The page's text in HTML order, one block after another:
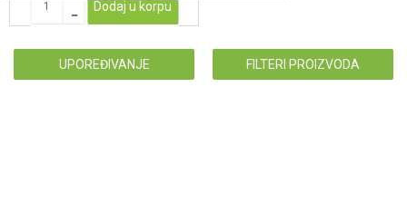
Dodaj u korpu
UPOREĐIVANJE FILTERI PROIZVODA